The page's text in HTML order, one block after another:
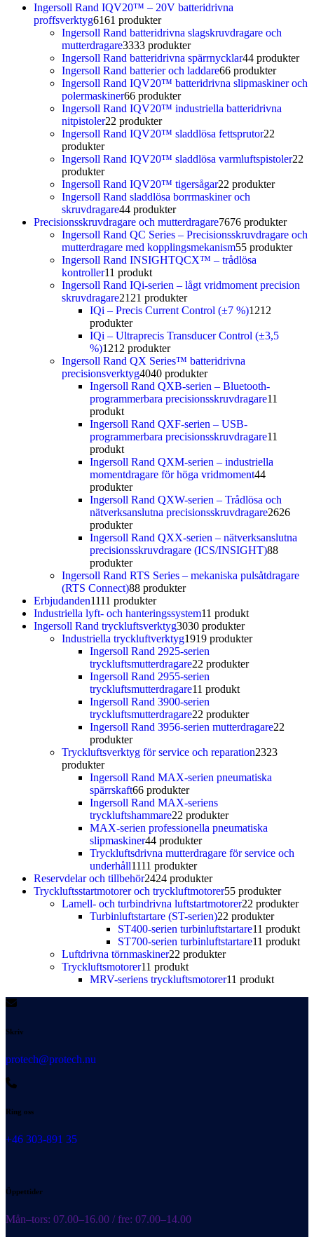
Ingersoll Rand IQV20™ – 20V batteridrivna
proffsverktyg6161 produkter
Ingersoll Rand batteridrivna slagskruvdragare och
mutterdragare3333 produkter
Ingersoll Rand batteridrivna spärrnycklar44 produkter
Ingersoll Rand batterier och laddare66 produkter
Ingersoll Rand IQV20™ batteridrivna slipmaskiner och
polermaskiner66 produkter
Ingersoll Rand IQV20™ industriella batteridrivna
nitpistoler22 produkter
Ingersoll Rand IQV20™ sladdlösa fettsprutor22
produkter
Ingersoll Rand IQV20™ sladdlösa varmluftspistoler22
produkter
Ingersoll Rand IQV20™ tigersågar22 produkter
Ingersoll Rand sladdlösa borrmaskiner och
skruvdragare44 produkter
Precisionsskruvdragare och mutterdragare7676 produkter
Ingersoll Rand QC Series – Precisionsskruvdragare och
mutterdragare med kopplingsmekanism55 produkter
Ingersoll Rand INSIGHTQCX™ – trådlösa
kontroller11 produkt
Ingersoll Rand IQi-serien – lågt vridmoment precision
skruvdragare21 21 produkter
IQi – Precis Current Control (±7 %)1212
produkter
IQi – Ultraprecis Transducer Control (±3,5
%)1212 produkter
Ingersoll Rand QX Series™ batteridrivna
precisionsverktyg4040 produkter
Ingersoll Rand QXB-serien – Bluetooth-
programmerbara precisionsskruvdragare11
produkt
Ingersoll Rand QXF-serien – USB-
programmerbara precisionsskruvdragare11
produkt
Ingersoll Rand QXM-serien – industriella
momentdragare för höga vridmoment44
produkter
Ingersoll Rand QXW-serien – Trådlösa och
nätverksanslutna precisionsskruvdragare2626
produkter
Ingersoll Rand QXX-serien – nätverksanslutna
precisionsskruvdragare (ICS/INSIGHT)88
produkter
Ingersoll Rand RTS Series – mekaniska pulsåtdragare
(RTS Connect)88 produkter
Erbjudanden1111 produkter
Industriella lyft- och hanteringssystem11 produkt
Ingersoll Rand tryckluftsverktyg3030 produkter
Industriella tryckluftverktyg1919 produkter
Ingersoll Rand 2925-serien
tryckluftsmutterdragare22 produkter
Ingersoll Rand 2955-serien
tryckluftsmutterdragare11 produkt
Ingersoll Rand 3900-serien
tryckluftsmutterdragare22 produkter
Ingersoll Rand 3956-serien mutterdragare22
produkter
Tryckluftsverktyg för service och reparation2323
produkter
Ingersoll Rand MAX-serien pneumatiska
spärrskaft66 produkter
Ingersoll Rand MAX-seriens
tryckluftshammare22 produkter
MAX-serien professionella pneumatiska
slipmaskiner44 produkter
Tryckluftsdrivna mutterdragare för service och
underhåll1111 produkter
Reservdelar och tillbehör2424 produkter
Tryckluftsstartmotorer och tryckluftmotorer55 produkter
Lamell- och turbindrivna luftstartmotorer22 produkter
Turbinluftstartare (ST-serien)22 produkter
ST400-serien turbinluftstartare11 produkt
ST700-serien turbinluftstartare11 produkt
Luftdrivna törnmaskiner22 produkter
Tryckluftsmotorer11 produkt
MRV-seriens tryckluftsmotorer11 produkt
Skriv
protech@protech.nu
Ring oss
+46 303-891 35
Öppettider
Mån–tors: 07.00–16.00 / fre: 07.00–14.00